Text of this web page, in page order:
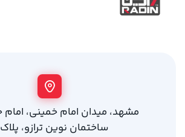
ساختمان نوین ترازو، پلاک 8